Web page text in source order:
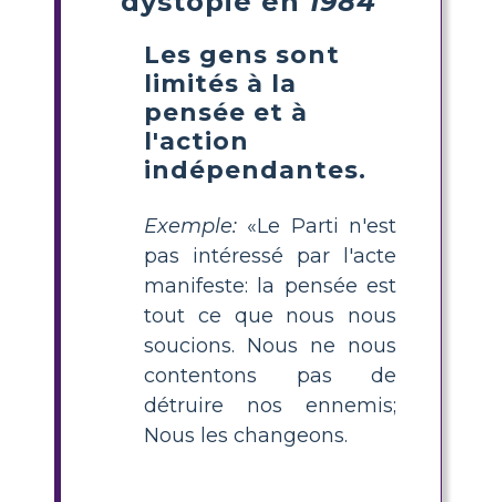
Les gens sont
limités à la
pensée et à
l'action
indépendantes.
Exemple: «Le Parti n'est
pas intéressé par l'acte
manifeste: la pensée est
tout ce que nous nous
soucions. Nous ne nous
contentons pas de
détruire nos ennemis;
Nous les changeons.